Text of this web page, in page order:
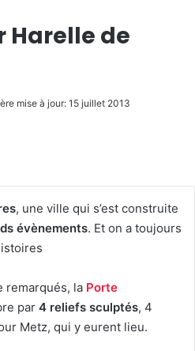
Harelle de
mise à jour: 15 juillet 2013
, une ville qui s’est construite
évènements. Et on a toujours
remarqués, la Porte
par 4 reliefs sculptés, 4
Metz, qui y eurent lieu.